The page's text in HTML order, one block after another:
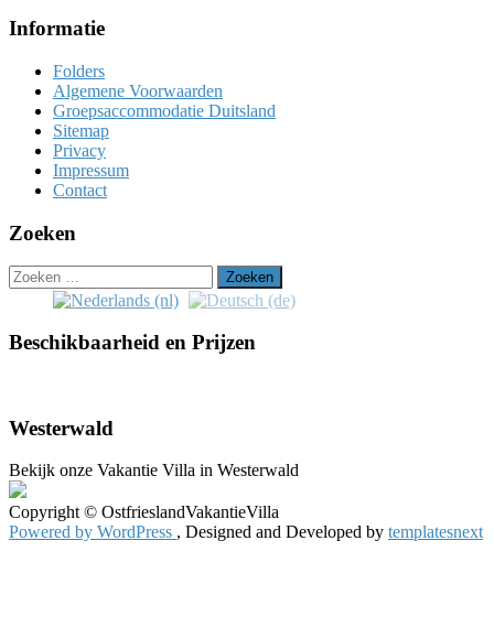
Informatie
Folders
Algemene Voorwaarden
Groepsaccommodatie Duitsland
Sitemap
Privacy
Impressum
Contact
Zoeken
Zoeken
naar:
Beschikbaarheid en Prijzen
Westerwald
Bekijk onze Vakantie Villa in Westerwald
Copyright © OstfrieslandVakantieVilla
Powered by WordPress , Designed and Developed by templatesnext